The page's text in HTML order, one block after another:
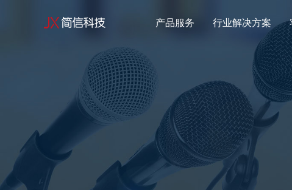
产品服务 行业解决方案